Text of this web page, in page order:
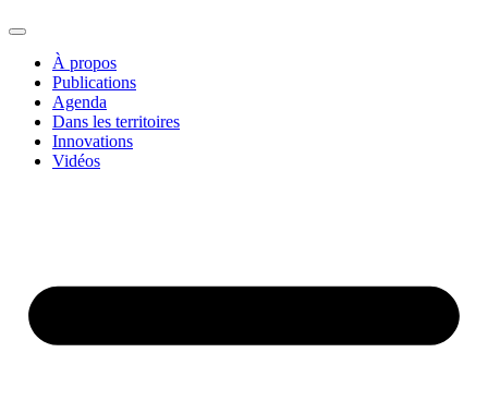
À propos
Publications
Agenda
Dans les territoires
Innovations
Vidéos